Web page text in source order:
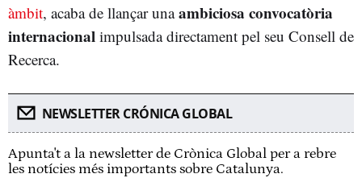
àmbit, acaba de llançar unaambiciosa convocatòria
internacional impulsada directament pel seu Consell de
Recerca.
NEWSLETTER CRÓNICA GLOBAL
Apunta't a la newsletter de Crònica Global per a rebre
les notícies més importants sobre Catalunya.